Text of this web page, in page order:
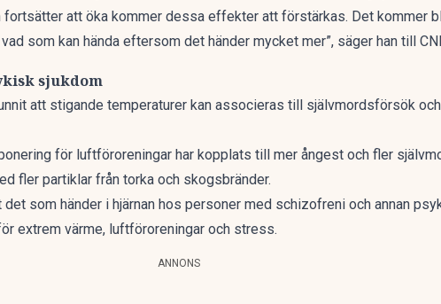
fortsätter att öka kommer dessa effekter att förstärkas. Det kommer
som kan hända eftersom det händer mycket mer”, säger han till
sjukdom
att stigande temperaturer kan associeras till självmordsförsök
för luftföroreningar har kopplats till mer ångest och fler
fler partiklar från torka och skogsbränder.
det som händer i hjärnan hos personer med schizofreni och annan
extrem värme, luftföroreningar och stress.
ANNONS